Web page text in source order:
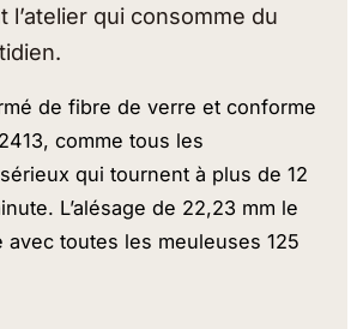
l’atelier qui consomme du
de fibre de verre et conforme
comme tous les
qui tournent à plus de 12
L’alésage de 22,23 mm le
avec toutes les meuleuses 125